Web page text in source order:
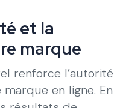
et la
marque
renforce l’autorité
en ligne. En